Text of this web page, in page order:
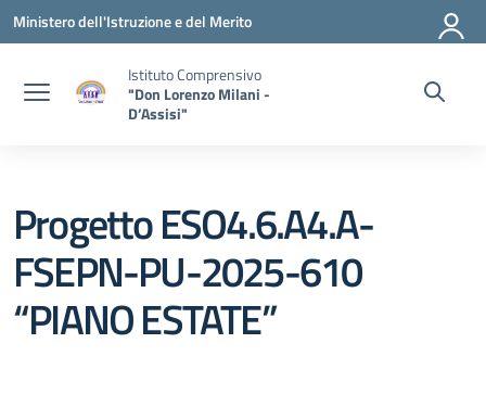
Vai ai contenuti
Vai al menu di navigazione
Vai al footer
Ministero dell'Istruzione e del Merito
Istituto Comprensivo
"Don Lorenzo Milani -
D’Assisi"
Progetto ESO4.6.A4.A-
FSEPN-PU-2025-610
“PIANO ESTATE”